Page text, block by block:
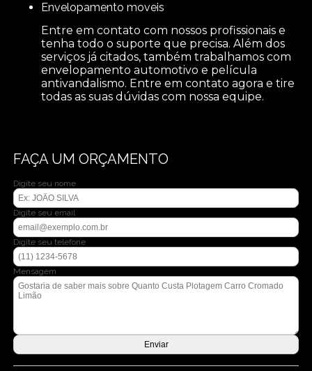
envelopamento moveis
Entre em contato com nossos profissionais e
tenha todo o suporte que precisa. Além dos
serviços já citados, também trabalhamos com
envelopamento automotivo e película
antivandalismo. Entre em contato agora e tire
todas as suas dúvidas com nossa equipe.
FAÇA UM ORÇAMENTO
Digite seu nome
Digite seu email
Digite seu telefone
Mensagem